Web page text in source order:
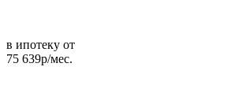
в ипотеку от
75 639р/мес.